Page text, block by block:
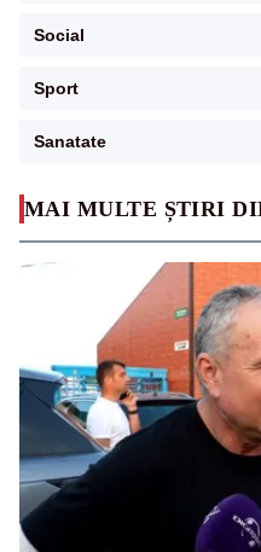
MAI MULTE ȘTIRI
Social
Sport
Sanatate